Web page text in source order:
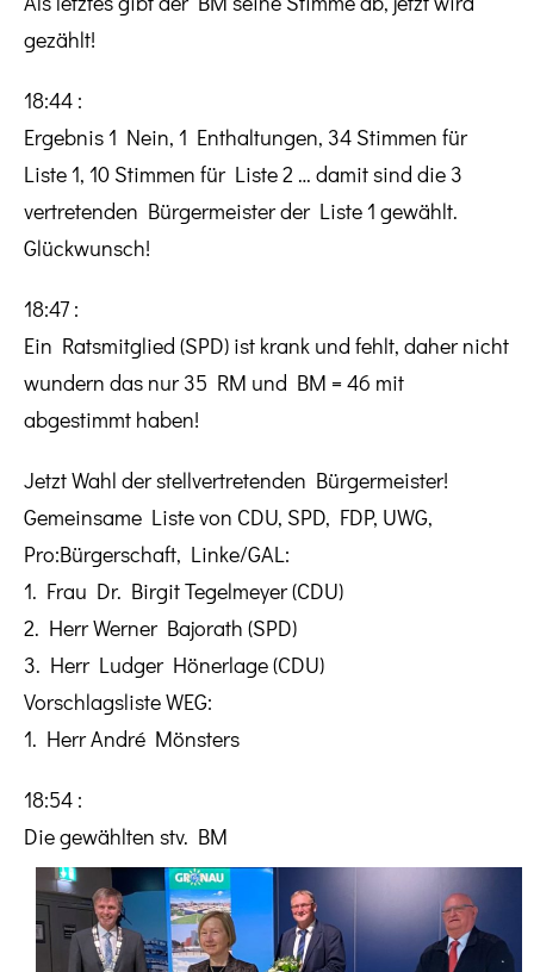
gezählt!
18:44 :
Ergebnis 1 Nein, 1 Enthaltungen, 34 Stimmen für
Liste 1, 10 Stimmen für Liste 2 … damit sind die 3
vertretenden Bürgermeister der Liste 1 gewählt.
Glückwunsch!
18:47 :
Ein Ratsmitglied (SPD) ist krank und fehlt, daher nicht
wundern das nur 35 RM und BM = 46 mit
abgestimmt haben!
Jetzt Wahl der stellvertretenden Bürgermeister!
Gemeinsame Liste von CDU, SPD, FDP, UWG,
Pro:Bürgerschaft, Linke/GAL:
1. Frau Dr. Birgit Tegelmeyer (CDU)
2. Herr Werner Bajorath (SPD)
3. Herr Ludger Hönerlage (CDU)
Vorschlagsliste WEG:
1. Herr André Mönsters
18:54 :
Die gewählten stv. BM